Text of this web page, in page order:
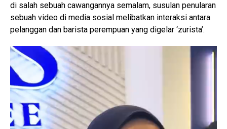
di salah sebuah cawangannya semalam, susulan penularan
sebuah video di media sosial melibatkan interaksi antara
pelanggan dan barista perempuan yang digelar ‘zurista’.
V
i
e
o
P